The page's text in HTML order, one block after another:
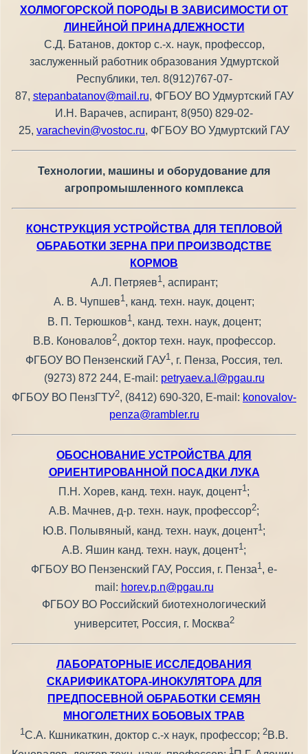
ХОЛМОГОРСКОЙ ПОРОДЫ В ЗАВИСИМОСТИ ОТ
ЛИНЕЙНОЙ ПРИНАДЛЕЖНОСТИ
С.Д. Батанов, доктор с.-х. наук, профессор,
заслуженный работник образования Удмуртской
Республики, тел. 8(912)767-07-
87, stepanbatanov@mail.ru, ФГБОУ ВО Удмуртский ГАУ
И.Н. Варачев, аспирант, 8(950) 829-02-
25, varachevin@vostoc.ru, ФГБОУ ВО Удмуртский ГАУ
Технологии, машины и оборудование для
агропромышленного комплекса
КОНСТРУКЦИЯ УСТРОЙСТВА ДЛЯ ТЕПЛОВОЙ
ОБРАБОТКИ ЗЕРНА ПРИ ПРОИЗВОДСТВЕ
КОРМОВ
А.Л. Петряев1, аспирант;
А. В. Чупшев1, канд. техн. наук, доцент;
В. П. Терюшков1, канд. техн. наук, доцент;
В.В. Коновалов2, доктор техн. наук, профессор.
ФГБОУ ВО Пензенский ГАУ1, г. Пенза, Россия, тел.
(9273) 872 244, E-mail: petryaev.a.l@pgau.ru
ФГБОУ ВО ПензГТУ2, (8412) 690-320, E-mail: konovalov-
penza@rambler.ru
ОБОСНОВАНИЕ УСТРОЙСТВА ДЛЯ
ОРИЕНТИРОВАННОЙ ПОСАДКИ ЛУКА
П.Н. Хорев, канд. техн. наук, доцент1;
А.В. Мачнев, д-р. техн. наук, профессор2;
Ю.В. Полывяный, канд. техн. наук, доцент1 ;
А.В. Яшин канд. техн. наук, доцент1;
ФГБОУ ВО Пензенский ГАУ, Россия, г. Пенза1, е-
mail: horev.p.n@pgau.ru
ФГБОУ ВО Российский биотехнологический
университет, Россия, г. Москва2
ЛАБОРАТОРНЫЕ ИССЛЕДОВАНИЯ
СКАРИФИКАТОРА-ИНОКУЛЯТОРА ДЛЯ
ПРЕДПОСЕВНОЙ ОБРАБОТКИ СЕМЯН
МНОГОЛЕТНИХ БОБОВЫХ ТРАВ
1С.А. Кшникаткин, доктор с.-х наук, профессор; 2В.В.
1